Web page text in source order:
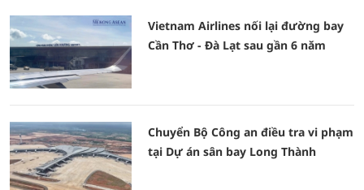
Vietnam Airlines nối lại đường bay
Cần Thơ - Đà Lạt sau gần 6 năm
Chuyển Bộ Công an điều tra vi phạm
tại Dự án sân bay Long Thành